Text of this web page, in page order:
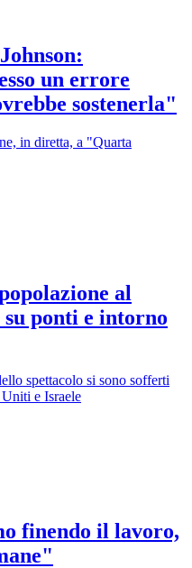
un errore
sostenerla"
in diretta, a "Quarta
al
ponti e intorno
spettacolo si sono sofferti
e Israele
finendo il lavoro,